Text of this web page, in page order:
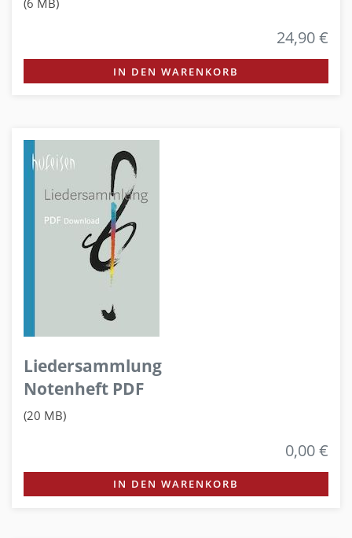
24,90 €
IN DEN WARENKORB
Liedersammlung
Notenheft PDF
(20 MB)
0,00 €
IN DEN WARENKORB